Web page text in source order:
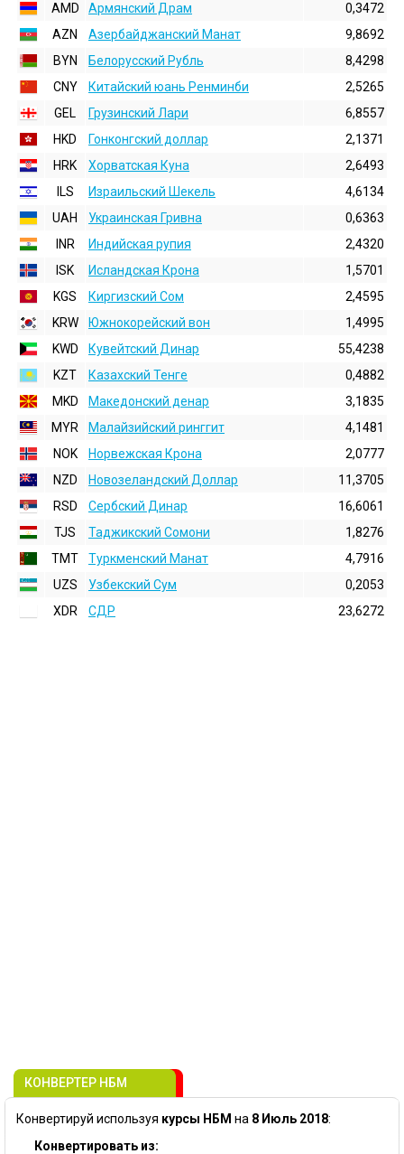
AMD
Армянский Драм
0,3472
AZN
Азербайджанский Манат
9,8692
BYN
Белорусский Рубль
8,4298
CNY
Китайский юань Ренминби
2,5265
GEL
Грузинский Лари
6,8557
HKD
Гонконгский доллаp
2,1371
HRK
Хорватская Куна
2,6493
ILS
Израильский Шекель
4,6134
UAH
Украинская Гривна
0,6363
INR
Индийская pупия
2,4320
ISK
Исландская Крона
1,5701
KGS
Киргизский Сом
2,4595
KRW
Южнокорейский вон
1,4995
KWD
Кувейтский Динар
55,4238
KZT
Казахский Тенге
0,4882
MKD
Македонский денар
3,1835
MYR
Малайзийский ринггит
4,1481
NOK
Норвежская Крона
2,0777
NZD
Новозеландский Доллар
11,3705
RSD
Сербский Динар
16,6061
TJS
Таджикский Сомони
1,8276
TMT
Туркменский Манат
4,7916
UZS
Узбекский Сум
0,2053
XDR
СДР 23,6272
КОНВЕРТЕР НБМ
Конвертируй используя курсы НБМ на 8 Июль 2018:
Конвертировать из: